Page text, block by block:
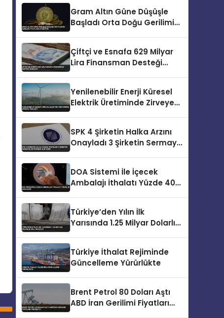
Gram Altın Güne Düşüşle
Başladı Orta Doğu Gerilimi
Çiftçi ve Esnafa 629 Milyar
Lira Finansman Desteği
Yenilenebilir Enerji Küresel
Elektrik Üretiminde Zirveye
SPK 4 Şirketin Halka Arzını
Onayladı 3 Şirketin Sermaye
DOA Sistemi İle İçecek
Ambalajı İthalatı Yüzde 40
Türkiye’den Yılın İlk
Yarısında 1.25 Milyar Dolarlık
Türkiye İthalat Rejiminde
Güncelleme Yürürlükte
Brent Petrol 80 Doları Aştı
ABD İran Gerilimi Fiyatları